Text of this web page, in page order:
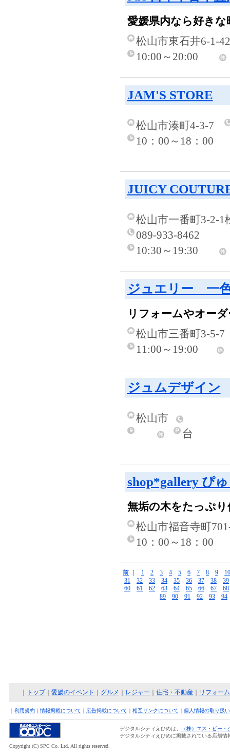
愛媛県内なら好き
松山市東石井6-1-42
10:00～20:00
JAM'S STORE
松山市湊町4-3-7
10：00～18：00
JUICY
松山市一番町3-2-1
089-933-8462
10:30～19:30
ジュエリー 一
リフォームやオー
松山市三番町3-5-7
11:00～19:00
ジュムデザイン
松山市
台
shop*gallery ぴ
無垢の木をたっぷ
松山市福音寺町
10：00～18：00
前 ［ 1 2 3 4 5 6 7 8 9
10
31
32 33 34 35 36 37 38
39
60
61 62 63 64 65 66 67
68
89
90 91 92 93 94
トップ｜ 愛媛のイベント グルメ レジャー 住宅・不動産 リフォー
｜ 利用規約｜ 情報掲載について ｜ 広告掲載について ｜ 相互リンクについて ｜ 個人情報の取り扱
デジタルシティえひめは、
（株）エス・ピー・
デジタルシティえひめに掲載されている店舗
Copyright (C) SPC Co. Ltd. All rights reserved.